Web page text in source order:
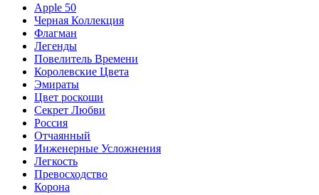
Apple 50
Черная Коллекция
Флагман
Легенды
Повелитель Времени
Королевские Цвета
Эмираты
Цвет роскоши
Секрет Любви
Россия
Отчаянный
Инженерные Усложнения
Легкость
Превосходство
Корона